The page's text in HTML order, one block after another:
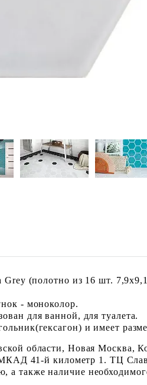
(полотно из 16 шт.
- моноколор.
для ванной, для туалета.
и имеет
области, Новая Москва,
41-й километр 1. ТЦ
также наличие